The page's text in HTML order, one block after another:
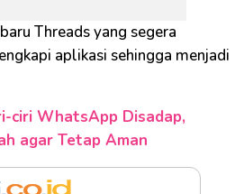
Threads yang segera
aplikasi sehingga menjadi
ciri WhatsApp Disadap,
agar Tetap Aman